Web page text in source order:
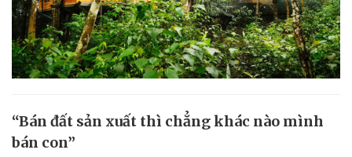
“Bán đất sản xuất thì chẳng khác nào mình
bán con”